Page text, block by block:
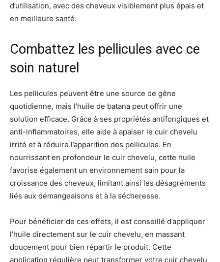
d’utilisation, avec des cheveux visiblement plus épais et
en meilleure santé.
Combattez les pellicules avec ce
soin naturel
Les pellicules peuvent être une source de gêne
quotidienne, mais l’huile de batana peut offrir une
solution efficace. Grâce à ses propriétés antifongiques et
anti-inflammatoires, elle aide à apaiser le cuir chevelu
irrité et à réduire l’apparition des pellicules. En
nourrissant en profondeur le cuir chevelu, cette huile
favorise également un environnement sain pour la
croissance des cheveux, limitant ainsi les désagréments
liés aux démangeaisons et à la sécheresse.
Pour bénéficier de ces effets, il est conseillé d’appliquer
l’huile directement sur le cuir chevelu, en massant
doucement pour bien répartir le produit. Cette
application régulière peut transformer votre cuir chevelu